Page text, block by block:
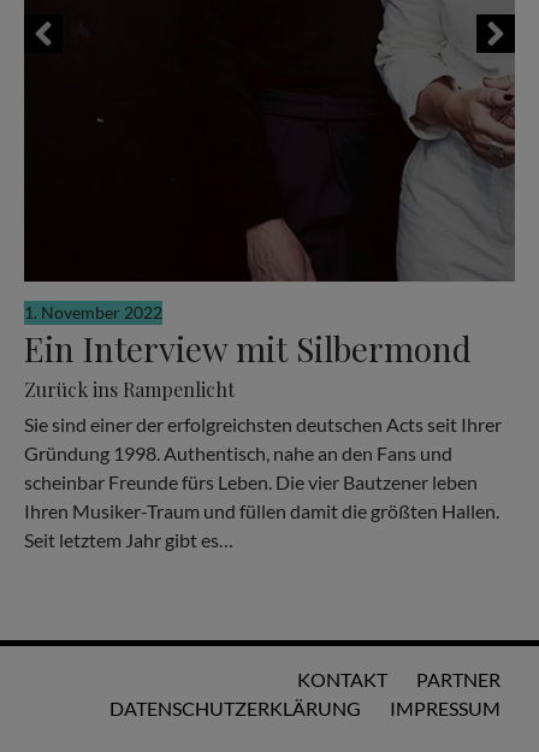
1. November 2022
Ein Interview mit Silbermond
Zurück ins Rampenlicht
Sie sind einer der erfolgreichsten deutschen Acts seit Ihrer
Gründung 1998. Authentisch, nahe an den Fans und
scheinbar Freunde fürs Leben. Die vier Bautzener leben
Ihren Musiker-Traum und füllen damit die größten Hallen.
Seit letztem Jahr gibt es…
KONTAKT
PARTNER
DATENSCHUTZERKLÄRUNG
IMPRESSUM